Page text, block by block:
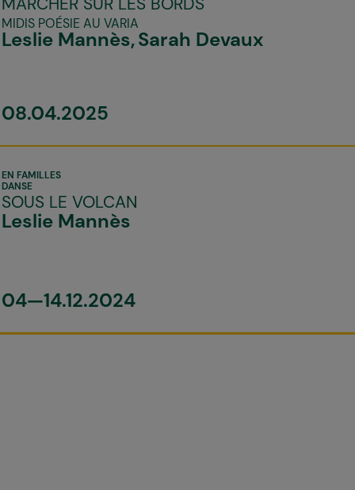
MIDIS POÉSIE AU VARIA
Leslie Mannès Sarah Devaux
08.04.2025
EN FAMILLES
DANSE
SOUS LE VOLCAN
Leslie Mannès
04—14.12.2024